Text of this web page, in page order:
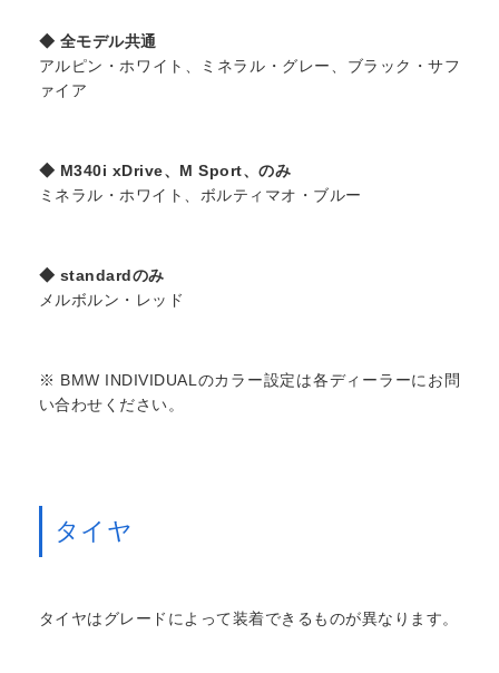
◆ 全モデル共通
アルピン・ホワイト、ミネラル・グレー、ブラック・サフ
ァイア
◆ M340i xDrive、M Sport、のみ
ミネラル・ホワイト、ボルティマオ・ブルー
◆ standardのみ
メルボルン・レッド
※ BMW INDIVIDUALのカラー設定は各ディーラーにお問
い合わせください。
タイヤ
タイヤはグレードによって装着できるものが異なります。